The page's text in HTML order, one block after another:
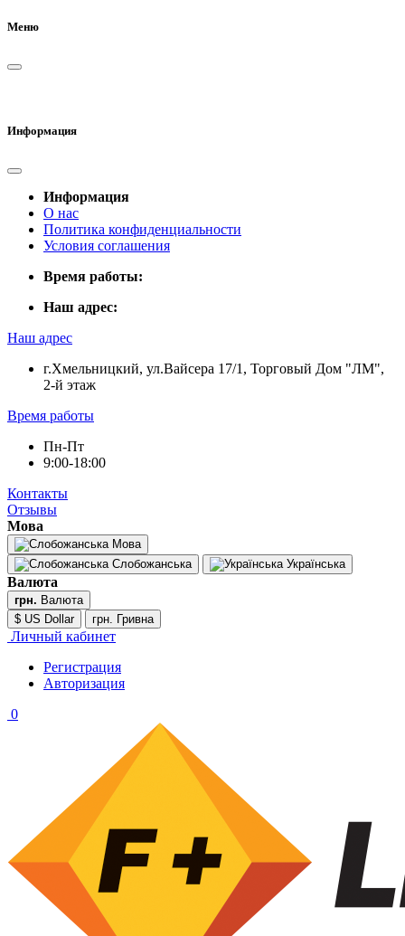
Меню
Информация
Информация
О нас
Политика конфиденциальности
Условия соглашения
Время работы:
Наш адрес:
Наш адрес
г.Хмельницкий, ул.Вайсера 17/1, Торговый Дом "ЛМ",
2-й этаж
Время работы
Пн-Пт
9:00-18:00
Контакты
Отзывы
Мова
Мова
Слобожанська
Українська
Валюта
грн. Валюта
$ US Dollar
грн. Гривна
Личный кабинет
Регистрация
Авторизация
0